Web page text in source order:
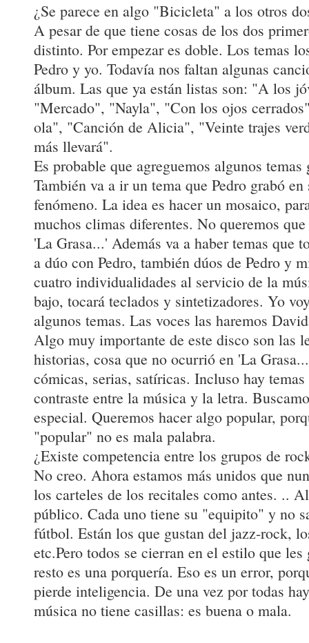
¿Se parece en algo "Bicicleta" a los otros
A pesar de que tiene cosas de los dos
distinto. Por empezar es doble. Los temas
Pedro y yo. Todavía nos faltan algunas
álbum. Las que ya están listas son: "A los
"Mercado", "Nayla", "Con los ojos
ola", "Canción de Alicia", "Veinte trajes
más llevará".
Es probable que agreguemos algunos
También va a ir un tema que Pedro grabó
fenómeno. La idea es hacer un mosaico,
muchos climas diferentes. No queremos
'La Grasa...' Además va a haber temas que
a dúo con Pedro, también dúos de Pedro y
cuatro individualidades al servicio de la
bajo, tocará teclados y sintetizadores. Yo
algunos temas. Las voces las haremos
Algo muy importante de este disco son las
historias, cosa que no ocurrió en 'La
cómicas, serias, satíricas. Incluso hay
contraste entre la música y la letra.
especial. Queremos hacer algo popular,
"popular" no es mala palabra.
¿Existe competencia entre los grupos de
No creo. Ahora estamos más unidos que
los carteles de los recitales como antes. ..
público. Cada uno tiene su "equipito" y no
fútbol. Están los que gustan del jazz-rock,
etc.Pero todos se cierran en el estilo que
resto es una porquería. Eso es un error,
pierde inteligencia. De una vez por todas
música no tiene casillas: es buena o mala.